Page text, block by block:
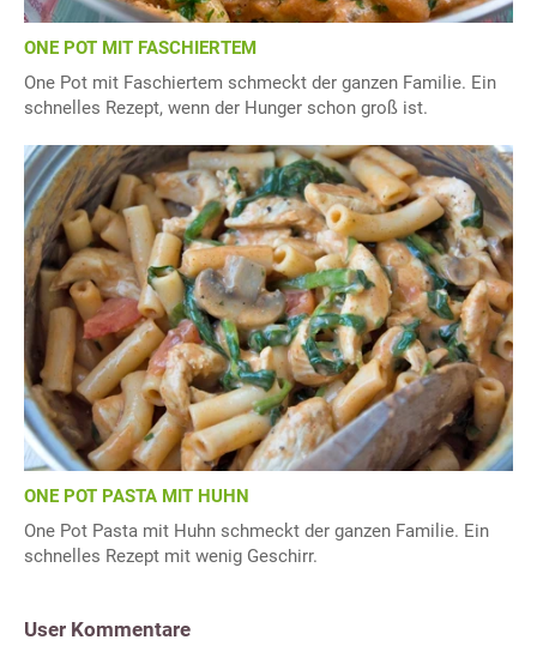
ONE POT MIT FASCHIERTEM
One Pot mit Faschiertem schmeckt der ganzen Familie. Ein
schnelles Rezept, wenn der Hunger schon groß ist.
ONE POT PASTA MIT HUHN
One Pot Pasta mit Huhn schmeckt der ganzen Familie. Ein
schnelles Rezept mit wenig Geschirr.
User Kommentare